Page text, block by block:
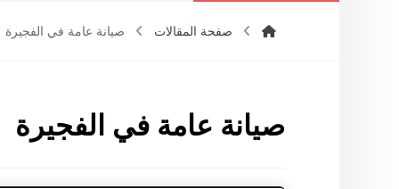
صفحة المقالات صيانة عامة في الفجيرة
صيانة عامة في الفجيرة